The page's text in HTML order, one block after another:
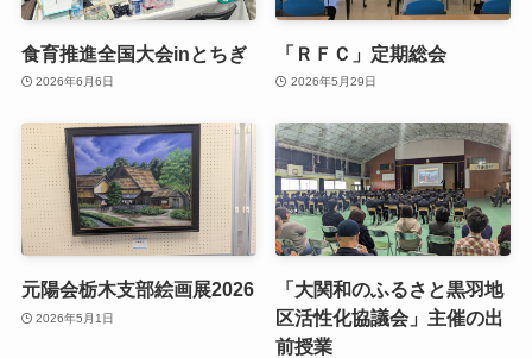
食育推進全国大会inとちぎ
2026年6月6日
「ＲＦＣ」定期総会
2026年5月29日
元陽会栃木支部絵画展2026
2026年5月1日
「大関和のふるさと黒羽地
区活性化協議会」主催の出
前授業